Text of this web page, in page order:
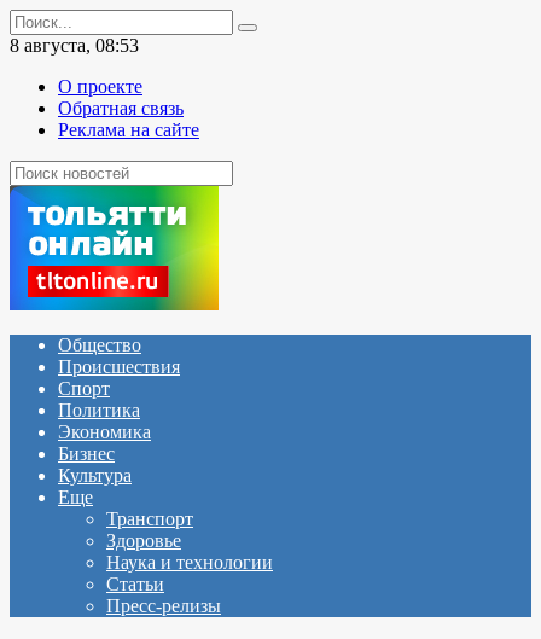
Перейти
к
содержанию
Search
for:
8 августа, 08:53
О проекте
Обратная связь
Реклама на сайте
Общество
Происшествия
Спорт
Политика
Экономика
Бизнес
Культура
Еще
Транспорт
Здоровье
Наука и технологии
Статьи
Пресс-релизы